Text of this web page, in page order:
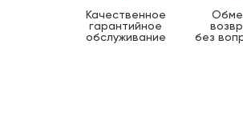
Качественное
гарантийное
обслуживание
без